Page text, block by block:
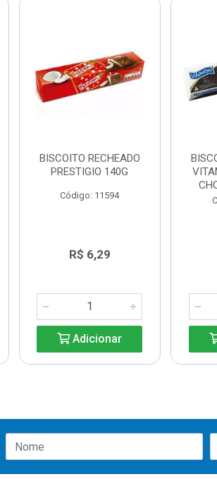
BISCOITO RECHEADO
PRESTIGIO 140G
Código: 11594
R$ 6,29
Adicionar